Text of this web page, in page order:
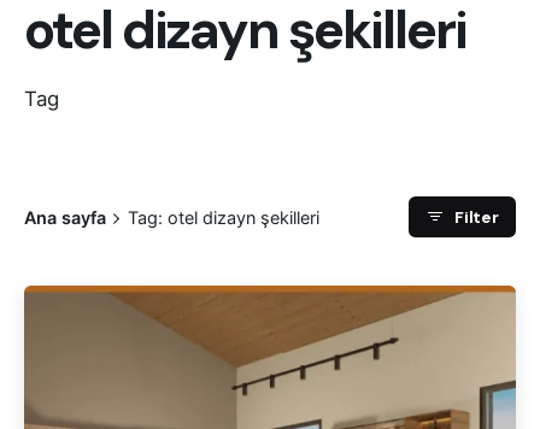
otel dizayn şekilleri
Tag
Ana sayfa Tag: otel dizayn şekilleri Filter